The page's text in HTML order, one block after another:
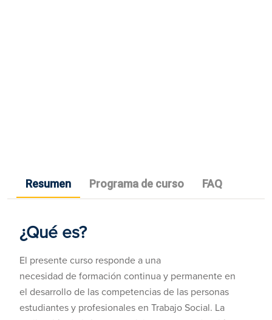
Resumen Programa de curso FAQ
¿Qué es?
El presente curso responde a una
necesidad de formación continua y permanente en
el desarrollo de las competencias de las personas
estudiantes y profesionales en Trabajo Social. La